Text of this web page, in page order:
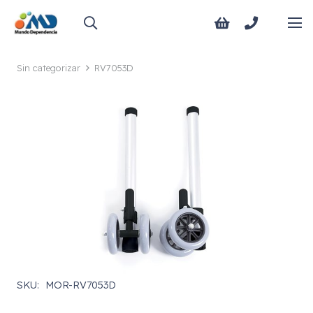
Sin categorizar RV7053D
SKU: MOR-RV7053D